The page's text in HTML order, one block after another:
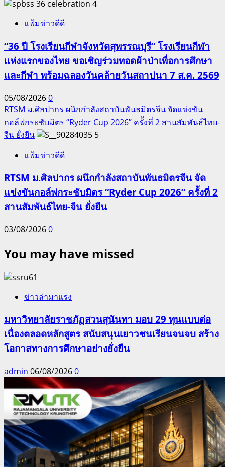
4
แฟ้มข่าวดีดี
“36 ปี โรงเรียนกีฬาจังหวัดสุพรรณบุรี” โรงเรียนกีฬา
แห่งแรกของไทย ขอเชิญร่วมทอดผ้าป่าเพื่อการศึกษา
และกีฬา พร้อมฉลองวันคล้ายวันสถาปนา 7 ส.ค. 2569
05/08/20260
RTSM ม.ศิลปากร ผนึกกำลังสถาบันพันธมิตรจีน จัดแข่งขัน
กอล์ฟกระชับมิตร “Ryder Cup 2026” ครั้งที่ 2 สานสัมพันธ์ไทย-
จีน ยั่งยืน
5
แฟ้มข่าวดีดี
RTSM ม.ศิลปากร ผนึกกำลังสถาบันพันธมิตรจีน จัด
แข่งขันกอล์ฟกระชับมิตร “Ryder Cup 2026” ครั้งที่ 2
สานสัมพันธ์ไทย-จีน ยั่งยืน
03/08/20260
You may have missed
ข่าวล่ามาแรง
มหาวิทยาลัยราชภัฏสวนสุนันทา มอบ 29 ทุนแบบต่อ
เนื่องตลอดหลักสูตร สนับสนุนเยาวชนเรียนจนจบ สร้าง
โอกาสทางการศึกษาอย่างยั่งยืน
admin 06/08/20260